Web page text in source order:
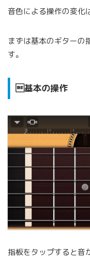
音色による操作の変化
まずは基本のギターの
す。
基本の操作
指板をタップすると音